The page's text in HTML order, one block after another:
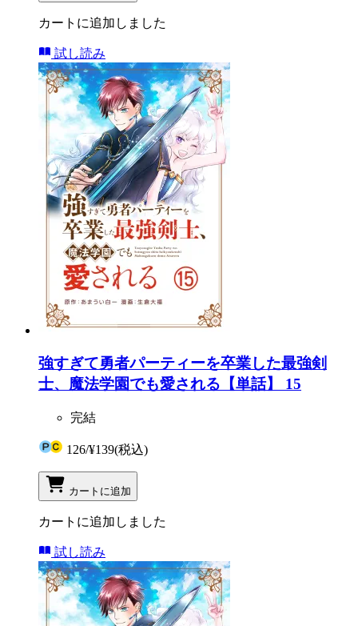
カートに追加しました
試し読み
強すぎて勇者パーティーを卒業した最強剣
士、魔法学園でも愛される【単話】 15
完結
126/¥139(税込)
カートに追加
カートに追加しました
試し読み